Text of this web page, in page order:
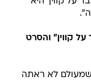
על קווין" והסרט
שמעולם לא ראתה